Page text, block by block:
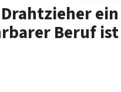
ein
Beruf ist